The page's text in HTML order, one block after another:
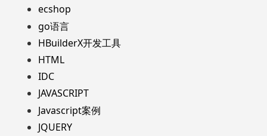
ecshop
go语言
HBuilderX开发工具
HTML
IDC
JAVASCRIPT
Javascript案例
JQUERY